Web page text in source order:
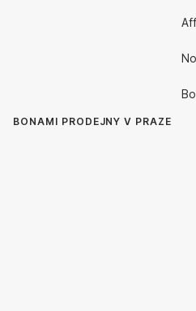
BONAMI PRODEJNY V PRAZE